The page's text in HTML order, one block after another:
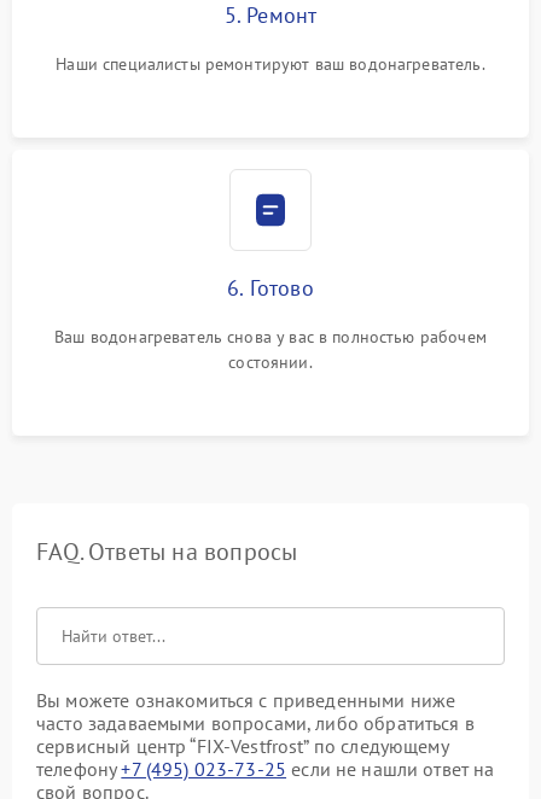
5. Ремонт
Наши специалисты ремонтируют ваш водонагреватель.
6. Готово
Ваш водонагреватель снова у вас в полностью рабочем
состоянии.
FAQ. Ответы на вопросы
Вы можете ознакомиться с приведенными ниже
часто задаваемыми вопросами, либо обратиться в
сервисный центр “FIX-Vestfrost” по следующему
телефону+7 (495) 023-73-25 если не нашли ответ на
свой вопрос.